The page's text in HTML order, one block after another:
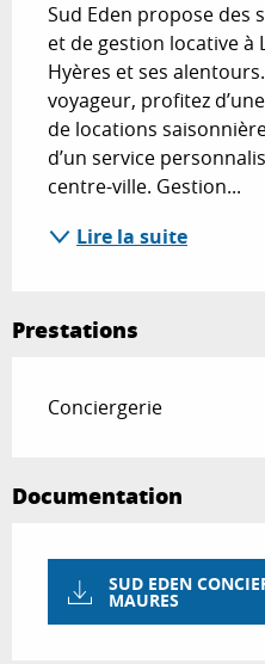
Sud Eden propose des
et de gestion locative à
Hyères et ses
voyageur, profitez
de locations
d’un service
centre-ville. Gestion...
Lire la suite
Prestations
Conciergerie
Documentation
SUD EDEN
MAURES